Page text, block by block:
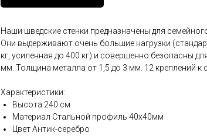
Наши шведские стенки предназначены для
Они выдерживают очень большие нагрузки
кг, усиленная до 400 кг) и совершенно безопасны
мм. Толщина металла от 1,5 до 3 мм. 12 креплений к
Характеристики:
Высота 240 см
Материал Стальной профиль 40х40мм
Цвет Антик-серебро